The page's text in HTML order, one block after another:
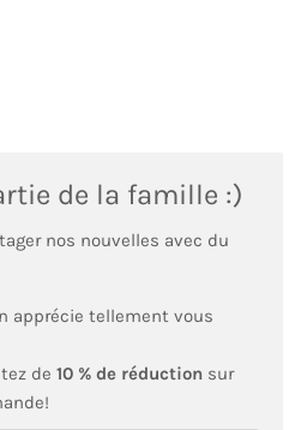
de la famille :)
nos nouvelles avec du
apprécie tellement vous
de 10 % de réduction sur